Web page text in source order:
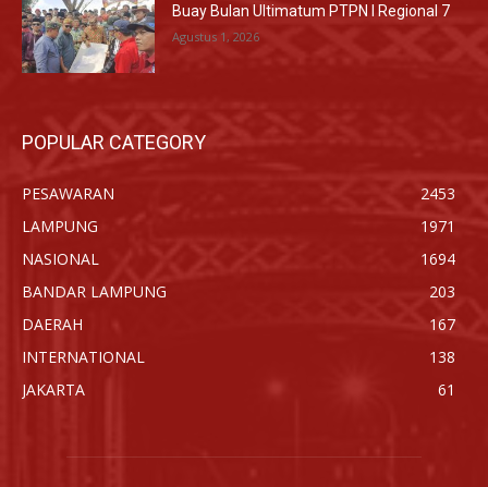
Buay Bulan Ultimatum PTPN I Regional 7
Agustus 1, 2026
POPULAR CATEGORY
PESAWARAN
2453
LAMPUNG
1971
NASIONAL
1694
BANDAR LAMPUNG
203
DAERAH
167
INTERNATIONAL
138
JAKARTA
61